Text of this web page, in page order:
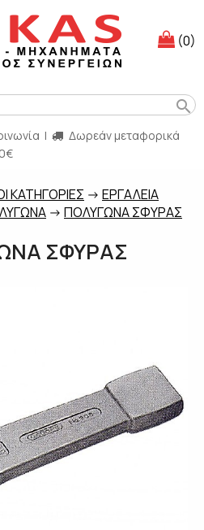
(0)
search
|
Δωρεάν μεταφορικά
ΚΑΤΗΓΟΡΙΕΣ -> ΕΡΓΑΛΕΙΑ
-> ΠΟΛΥΓΩΝΑ ΣΦΥΡΑΣ
ΣΦΥΡΑΣ